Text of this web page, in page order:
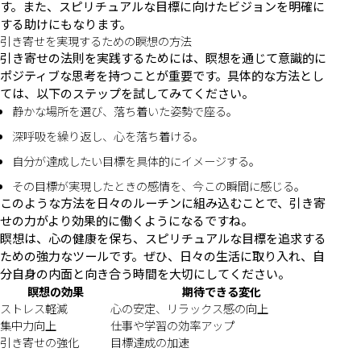
す。また、スピリチュアルな目標に向けたビジョンを明確に
する助けにもなります。
引き寄せを実現するための瞑想の方法
引き寄せの法則を実践するためには、瞑想を通じて意識的に
ポジティブな思考を持つことが重要です。具体的な方法とし
ては、以下のステップを試してみてください。
静かな場所を選び、落ち着いた姿勢で座る。
深呼吸を繰り返し、心を落ち着ける。
自分が達成したい目標を具体的にイメージする。
その目標が実現したときの感情を、今この瞬間に感じる。
このような方法を日々のルーチンに組み込むことで、引き寄
せの力がより効果的に働くようになるですね。
瞑想は、心の健康を保ち、スピリチュアルな目標を追求する
ための強力なツールです。ぜひ、日々の生活に取り入れ、自
分自身の内面と向き合う時間を大切にしてください。
瞑想の効果
期待できる変化
ストレス軽減
心の安定、リラックス感の向上
集中力向上
仕事や学習の効率アップ
引き寄せの強化
目標達成の加速